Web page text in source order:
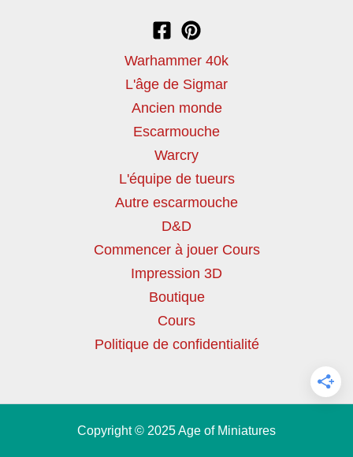
Warhammer 40k
L'âge de Sigmar
Ancien monde
Escarmouche
Warcry
L'équipe de tueurs
Autre escarmouche
D&D
Commencer à jouer Cours
Impression 3D
Boutique
Cours
Politique de confidentialité
Copyright © 2025 Age of Miniatures